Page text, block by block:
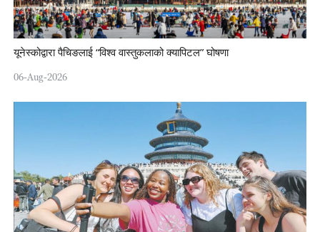
यूनेस्कोद्वारा पैचिङलाई “विश्व वास्तुकलाको क्यापिटल” घोषणा
06-Aug-2026